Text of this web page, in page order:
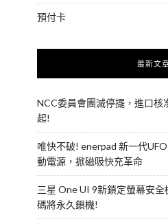
預付卡
最新文
NCC委員會團滅停擺，進口核
起!
唯快不破! enerpad 新一代
動電源，掀磁吸快充革命
三星 One UI 9新鎖定螢幕安
碼將永久鎖機!